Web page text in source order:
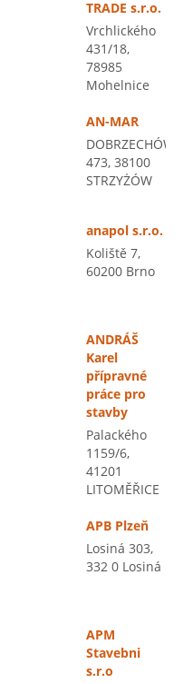
TRADE s.r.o.
Vrchlického
431/18,
78985
Mohelnice
AN-MAR
DOBRZECHÓW
473, 38100
STRZYŻÓW
anapol s.r.o.
Koliště 7,
60200 Brno
ANDRÁŠ
Karel
přípravné
práce pro
stavby
Palackého
1159/6,
41201
LITOMĚŘICE
APB Plzeň
Losiná 303,
332 0 Losiná
APM
Stavebni
s.r.o